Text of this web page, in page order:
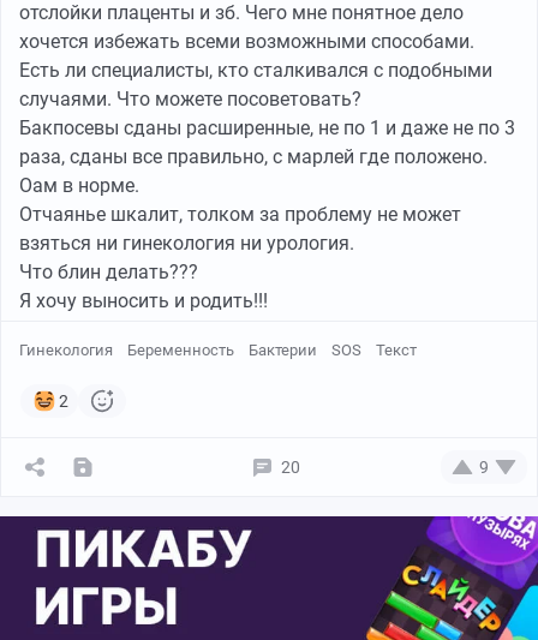
отслойки плаценты и зб. Чего мне понятное дело
хочется избежать всеми возможными способами.
Есть ли специалисты, кто сталкивался с подобными
случаями. Что можете посоветовать?
Бакпосевы сданы расширенные, не по 1 и даже не по 3
раза, сданы все правильно, с марлей где положено.
Оам в норме.
Отчаянье шкалит, толком за проблему не может
взяться ни гинекология ни урология.
Что блин делать???
Я хочу выносить и родить!!!
Гинекология Беременность Бактерии SOS Текст
2
20 9